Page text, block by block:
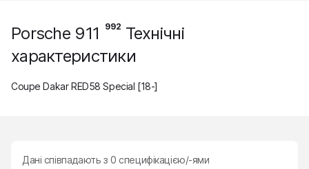
Porsche 911 992 Технічні
характеристики
Coupe Dakar RED58 Special [18-]
Дані співпадають з0 специфікацією/-ями